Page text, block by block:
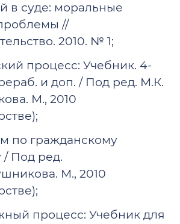
в суде: моральные
//
2010. № 1;
процесс: Учебник. 4-
и доп. / Под ред. М.К.
М., 2010
по гражданскому
/ Под ред.
М., 2010
процесс: Учебник для